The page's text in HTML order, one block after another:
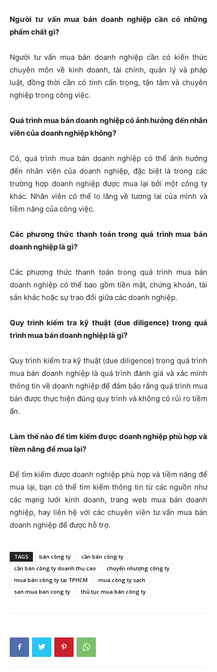
Người tư vấn mua bán doanh nghiệp cần có những
phẩm chất gì?
Người tư vấn mua bán doanh nghiệp cần có kiến thức
chuyên môn về kinh doanh, tài chính, quản lý và pháp
luật, đồng thời cần có tính cẩn trọng, tận tâm và chuyên
nghiệp trong công việc.
Quá trình mua bán doanh nghiệp có ảnh hưởng đến nhân
viên của doanh nghiệp không?
Có, quá trình mua bán doanh nghiệp có thể ảnh hưởng
đến nhân viên của doanh nghiệp, đặc biệt là trong các
trường hợp doanh nghiệp được mua lại bởi một công ty
khác. Nhân viên có thể lo lắng về tương lai của mình và
tiềm năng của công việc.
Các phương thức thanh toán trong quá trình mua bán
doanh nghiệp là gì?
Các phương thức thanh toán trong quá trình mua bán
doanh nghiệp có thể bao gồm tiền mặt, chứng khoán, tài
sản khác hoặc sự trao đổi giữa các doanh nghiệp.
Quy trình kiểm tra kỹ thuật (due diligence) trong quá
trình mua bán doanh nghiệp là gì?
Quy trình kiểm tra kỹ thuật (due diligence) trong quá trình
mua bán doanh nghiệp là quá trình đánh giá và xác minh
thông tin về doanh nghiệp để đảm bảo rằng quá trình mua
bán được thực hiện đúng quy trình và không có rủi ro tiềm
ẩn.
Làm thế nào để tìm kiếm được doanh nghiệp phù hợp và
tiềm năng để mua lại?
Để tìm kiếm được doanh nghiệp phù hợp và tiềm năng để
mua lại, bạn có thể tìm kiếm thông tin từ các nguồn như
các mạng lưới kinh doanh, trang web mua bán doanh
nghiệp, hay liên hệ với các chuyên viên tư vấn mua bán
doanh nghiệp để được hỗ trợ.
TAGS bán công ty
cần bán công ty
cần bán công ty doanh thu cao
chuyển nhượng công ty
mua bán công ty tại TPHCM
mua công ty sạch
san mua ban cong ty
thủ tục mua bán công ty